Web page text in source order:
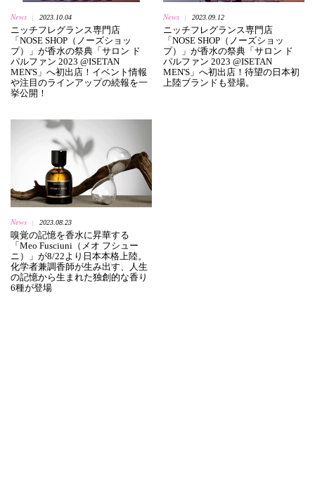
News 2023.10.04
ニッチフレグランス専門店
「NOSE SHOP（ノーズショッ
プ）」が香水の祭典「サロン ド
パルファン 2023 @ISETAN
MEN'S」へ初出店！イベント情報
や注目のラインアップの続報を一
挙公開！
News 2023.09.12
ニッチフレグランス専門店
「NOSE SHOP（ノーズショッ
プ）」が香水の祭典「サロン ド
パルファン 2023 @ISETAN
MEN'S」へ初出店！待望の日本初
上陸ブランドも登場。
News 2023.08.23
嗅覚の記憶を香水に昇華する
「Meo Fusciuni（メオ フシュー
ニ）」が8/22より日本本格上陸。
化学者兼調香師が生み出す、人生
の記憶から生まれた独創的な香り
6種が登場